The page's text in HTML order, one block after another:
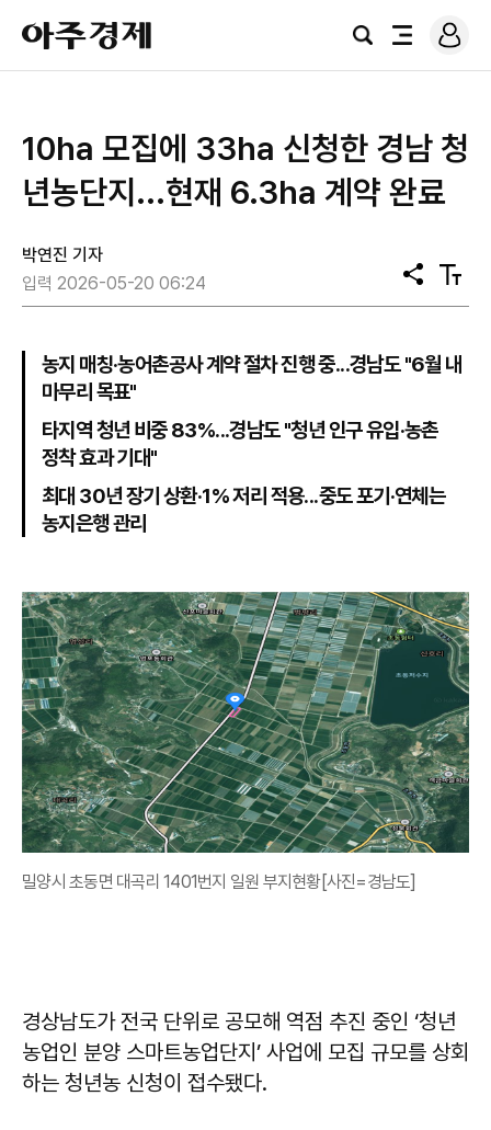
아
주
경
검
전
로
그
10ha 모집에 33ha 신청한 경남 청
년농단지...현재 6.3ha 계약 완료
박연진 기자
입력 2026-05-20 06:24
공
유
텍
스
기
농지 매칭·농어촌공사 계약 절차 진행 중...경남도 "6월 내
마무리 목표"
타지역 청년 비중 83%...경남도 "청년 인구 유입·농촌
정착 효과 기대"
최대 30년 장기 상환·1% 저리 적용...중도 포기·연체는
농지은행 관리
밀양시 초동면 대곡리 1401번지 일원 부지현황[사진=경남도]
경상남도가 전국 단위로 공모해 역점 추진 중인 ‘청년
농업인 분양 스마트농업단지’ 사업에 모집 규모를 상회
하는 청년농 신청이 접수됐다.